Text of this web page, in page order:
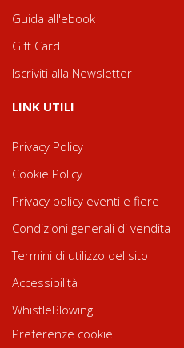
Guida all'ebook
Gift Card
Iscriviti alla Newsletter
LINK UTILI
Privacy Policy
Cookie Policy
Privacy policy eventi e fiere
Condizioni generali di vendita
Termini di utilizzo del sito
Accessibilità
WhistleBlowing
Preferenze cookie